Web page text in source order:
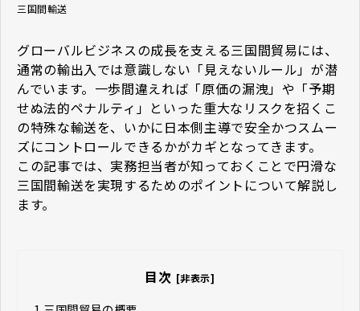
三国間輸送
グローバルビジネスの成長を支える三国間貿易には、
通常の輸出入では意識しない「見えないルール」が潜
んでいます。一歩間違えれば「原価の漏洩」や「予期
せぬ法的ペナルティ」といった重大なリスクを招くこ
の特殊な輸送を、いかに日本側主導で安全かつスムー
ズにコントロールできるかがカギとなってきます。
この記事では、実務担当者が知っておくことで円滑な
三国間輸送を実現するためのポイント について解説し
ます。
目次 [非表示]